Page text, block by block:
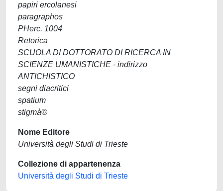
papiri ercolanesi
paragraphos
PHerc. 1004
Retorica
SCUOLA DI DOTTORATO DI RICERCA IN
SCIENZE UMANISTICHE - indirizzo
ANTICHISTICO
segni diacritici
spatium
stigmà©
Nome Editore
Università degli Studi di Trieste
Collezione di appartenenza
Università degli Studi di Trieste